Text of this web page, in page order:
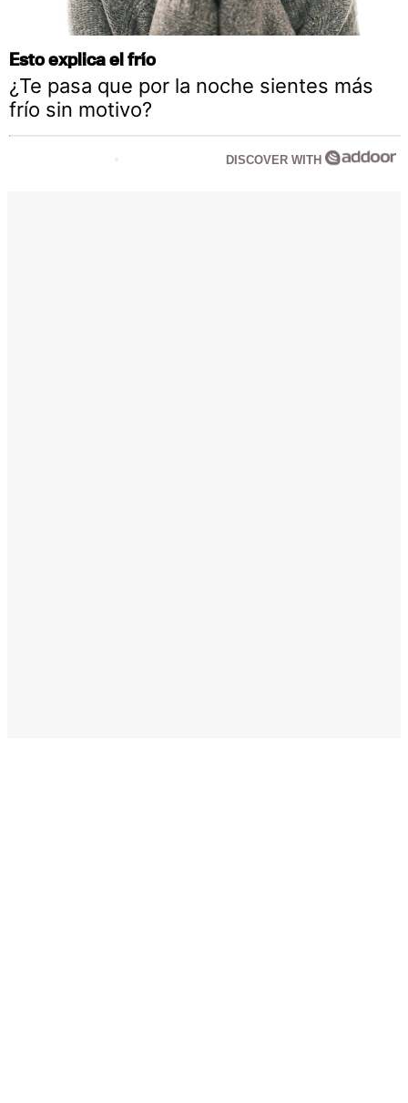
Esto explica el frío
¿Te pasa que por la noche sientes más
frío sin motivo?
DISCOVER WITH